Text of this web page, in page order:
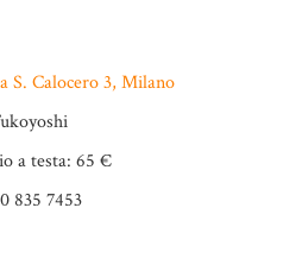
S. Calocero 3, Milano
a testa: 65 €
835 7453